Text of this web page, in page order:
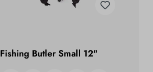
Fishing Butler Small 12"